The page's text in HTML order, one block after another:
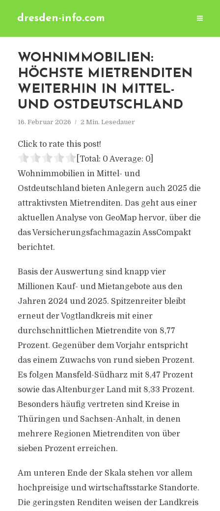
dresden-info.com
WOHNIMMOBILIEN:
HÖCHSTE MIETRENDITEN
WEITERHIN IN MITTEL-
UND OSTDEUTSCHLAND
16. Februar 2026 2 Min. Lesedauer
Click to rate this post!
[Total: 0 Average: 0]
Wohnimmobilien in Mittel- und
Ostdeutschland bieten Anlegern auch 2025 die
attraktivsten Mietrenditen. Das geht aus einer
aktuellen Analyse von GeoMap hervor, über die
das Versicherungsfachmagazin AssCompakt
berichtet.
Basis der Auswertung sind knapp vier
Millionen Kauf- und Mietangebote aus den
Jahren 2024 und 2025. Spitzenreiter bleibt
erneut der Vogtlandkreis mit einer
durchschnittlichen Mietrendite von 8,77
Prozent. Gegenüber dem Vorjahr entspricht
das einem Zuwachs von rund sieben Prozent.
Es folgen Mansfeld-Südharz mit 8,47 Prozent
sowie das Altenburger Land mit 8,33 Prozent.
Besonders häufig vertreten sind Kreise in
Thüringen und Sachsen-Anhalt, in denen
mehrere Regionen Mietrenditen von über
sieben Prozent erreichen.
Am unteren Ende der Skala stehen vor allem
hochpreisige und wirtschaftsstarke Standorte.
Die geringsten Renditen weisen der Landkreis